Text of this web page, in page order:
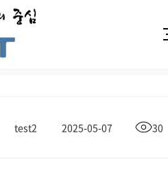
test2 2025-05-07 30